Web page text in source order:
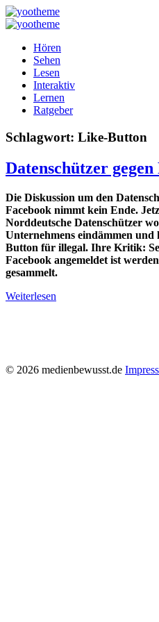
Hören
Sehen
Lesen
Interaktiv
Lernen
Ratgeber
Schlagwort: Like-Button
Datenschützer gegen
Die Diskussion um den
Facebook nimmt kein Ende.
Norddeutsche Datenschützer
Unternehmens eindämmen
Button für illegal. Ihre Kritik:
Facebook angemeldet ist
gesammelt.
Weiterlesen
© 2026 medienbewusst.de